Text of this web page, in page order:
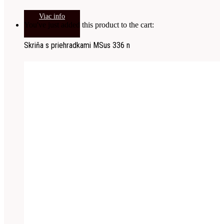
Viac info
You've just added this product to the cart:
Skriňa s priehradkami MSus 336 n